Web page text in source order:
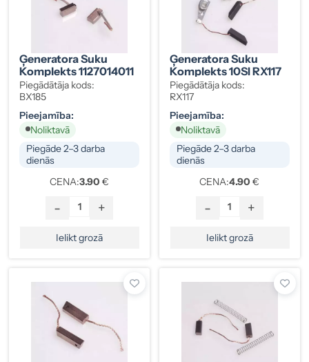
Ģeneratora Suku
Komplekts 1127014011
Piegādātāja kods:
BX185
Pieejamība:
Noliktavā
Piegāde 2–3 darba
dienās
CENA:3.90 €
- +
Ielikt grozā
Ģeneratora Suku
Komplekts 10SI RX117
Piegādātāja kods:
RX117
Pieejamība:
Noliktavā
Piegāde 2–3 darba
dienās
CENA:4.90 €
- +
Ielikt grozā